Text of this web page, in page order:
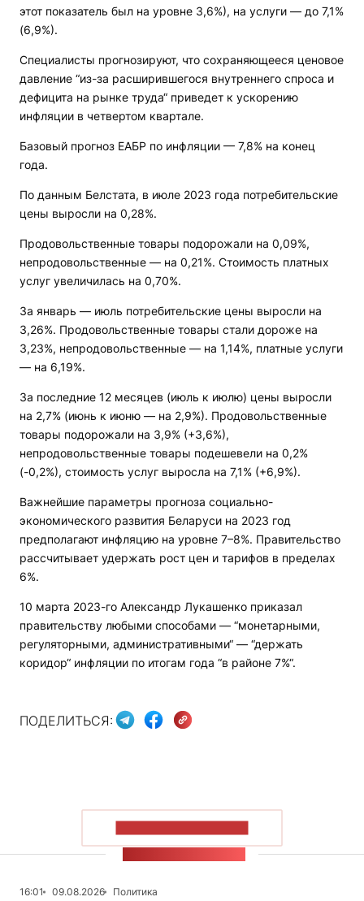
этот показатель был на уровне 3,6%), на услуги — до 7,1%
(6,9%).
Специалисты прогнозируют, что сохраняющееся ценовое
давление “из-за расширившегося внутреннего спроса и
дефицита на рынке труда“ приведет к ускорению
инфляции в четвертом квартале.
Базовый прогноз ЕАБР по инфляции — 7,8% на конец
года.
По данным Белстата, в июле 2023 года потребительские
цены выросли на 0,28%.
Продовольственные товары подорожали на 0,09%,
непродовольственные — на 0,21%. Стоимость платных
услуг увеличилась на 0,70%.
За январь — июль потребительские цены выросли на
3,26%. Продовольственные товары стали дороже на
3,23%, непродовольственные — на 1,14%, платные услуги
— на 6,19%.
За последние 12 месяцев (июль к июлю) цены выросли
на 2,7% (июнь к июню — на 2,9%). Продовольственные
товары подорожали на 3,9% (+3,6%),
непродовольственные товары подешевели на 0,2%
(-0,2%), стоимость услуг выросла на 7,1% (+6,9%).
Важнейшие параметры прогноза социально-
экономического развития Беларуси на 2023 год
предполагают инфляцию на уровне 7–8%. Правительство
рассчитывает удержать рост цен и тарифов в пределах
6%.
10 марта 2023-го Александр Лукашенко приказал
правительству любыми способами — “монетарными,
регуляторными, административными“ — “держать
коридор“ инфляции по итогам года “в районе 7%“.
ПОДЕЛИТЬСЯ:
16:01 09.08.2026 Политика